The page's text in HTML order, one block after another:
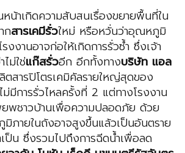
น้าเกิดความสับสนเรื่องขยายพื้นที่ใน
กสารเคมีรั่วใหม่ หรือหวั่นว่าอุณหภูมิ
งงานอาจก่อให้เกิดการรั่วซ้ำ ซึ่งเจ้า
ม่ใช่แก๊สรั่วอีก อีกทั้งทางบริษัท แอล
สารปิโตรเคมิคัลรายใหญ่สุดของ
ม่มีการรั่วไหลครั้งที่ 2 แต่ทางโรงงาน
พชาวบ้านเพื่อความปลอดภัย ด้วย
ภายในถังอาจสูงขึ้นแล้วเป็นอันตราย
เป็น ซึ่งรวมไปถึงการฉีดน้ำเพื่อลด